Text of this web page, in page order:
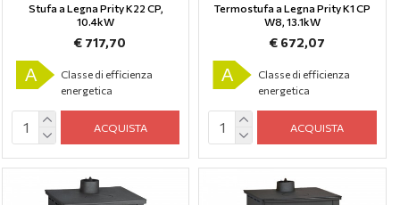
Stufa a Legna Prity K22 CP,
10.4kW
€ 717,70
A
Classe di efficienza
energetica
ACQUISTA
Termostufa a Legna Prity K1 CP
W8, 13.1kW
€ 672,07
A
Classe di efficienza
energetica
ACQUISTA